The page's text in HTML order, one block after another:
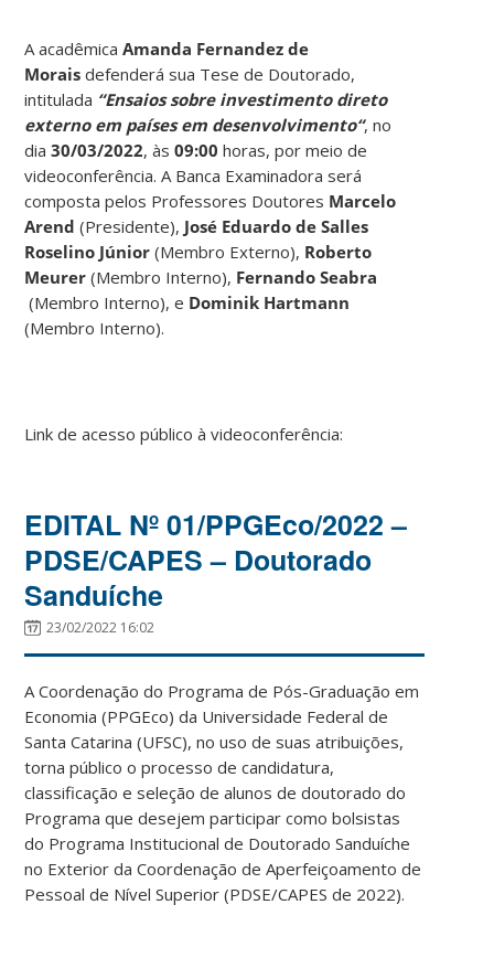
A acadêmicaAmanda Fernandez de
Morais defenderá sua Tese de Doutorado,
intitulada “Ensaios sobre investimento direto
externo em países em desenvolvimento“, no
dia30/03/2022, às09:00 horas, por meio de
videoconferência. A Banca Examinadora será
composta pelos Professores Doutores Marcelo
Arend (Presidente), José Eduardo de Salles
Roselino Júnior (Membro Externo), Roberto
Meurer (Membro Interno), Fernando Seabra
(Membro Interno), e Dominik Hartmann
(Membro Interno).
Link de acesso público à videoconferência:
EDITAL Nº 01/PPGEco/2022 –
PDSE/CAPES – Doutorado
Sanduíche
23/02/2022 16:02
A Coordenação do Programa de Pós-Graduação em
Economia (PPGEco) da Universidade Federal de
Santa Catarina (UFSC), no uso de suas atribuições,
torna público o processo de candidatura,
classificação e seleção de alunos de doutorado do
Programa que desejem participar como bolsistas
do Programa Institucional de Doutorado Sanduíche
no Exterior da Coordenação de Aperfeiçoamento de
Pessoal de Nível Superior (PDSE/CAPES de 2022).